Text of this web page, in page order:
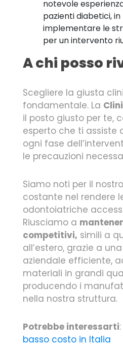
notevole
pazienti diabetici,
implementare le
per un intervento
A chi posso
Scegliere la giusta
fondamentale. La
il posto giusto per te,
esperto che ti assiste
ogni fase
le precauzioni
Siamo noti per il
costante nel rendere
odontoiatriche
Riusciamo a
competitivi, simili a
all’estero, grazie a
aziendale efficiente,
materiali in grandi
producendo i
nella nostra struttura.
Potrebbe interessarti:
basso costo in Italia